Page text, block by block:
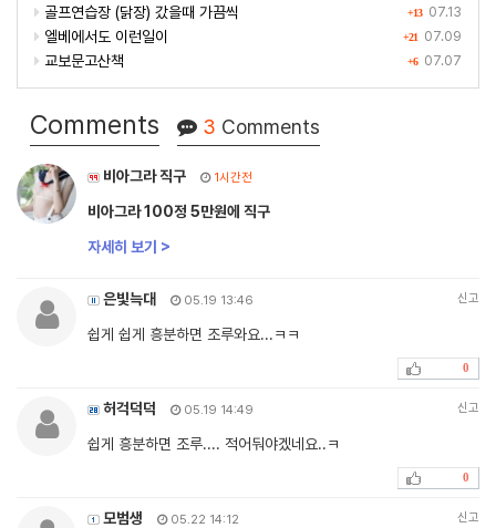
+13 07.13
골프연습장 (닭장) 갔을때 가끔씩
+21 07.09
엘베에서도 이런일이
+6 07.07
교보문고산책
Comments 3 Comments
비아그라 직구 1시간전
비아그라 100정 5만원에 직구
자세히 보기 >
은빛늑대 05.19 13:46 신고
쉽게 쉽게 흥분하면 조루와요...ㅋㅋ
0
허걱덕덕 05.19 14:49 신고
쉽게 흥분하면 조루.... 적어둬야겠네요..ㅋ
0
모범생 05.22 14:12 신고